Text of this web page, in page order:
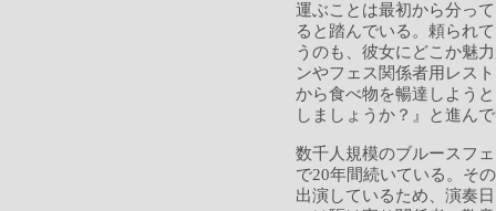
運ぶことは最初から分っ
ると踏んでいる。頼られ
うのも、彼女にどこか魅
ンやフェス関係者用レス
から食べ物を暢達しよう
しましょうか？』と進ん
数千人規模のブルースフ
で20年間続いている。そ
出演しているため、演奏